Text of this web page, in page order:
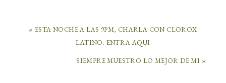
« ESTA NOCHE A LAS 9PM, CHARLA CON CLOROX
LATINO. ENTRA AQUI
SIEMPRE MUESTRO LO MEJOR DE MI »